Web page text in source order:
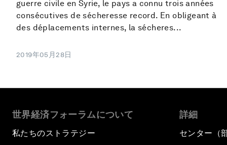
guerre civile en Syrie, le pays a connu trois années
consécutives de sécheresse record. En obligeant à
des déplacements internes, la sécheres...
2019年05月28日
世界経済フォーラムについて
私たちのストラテジー
詳細
センター（